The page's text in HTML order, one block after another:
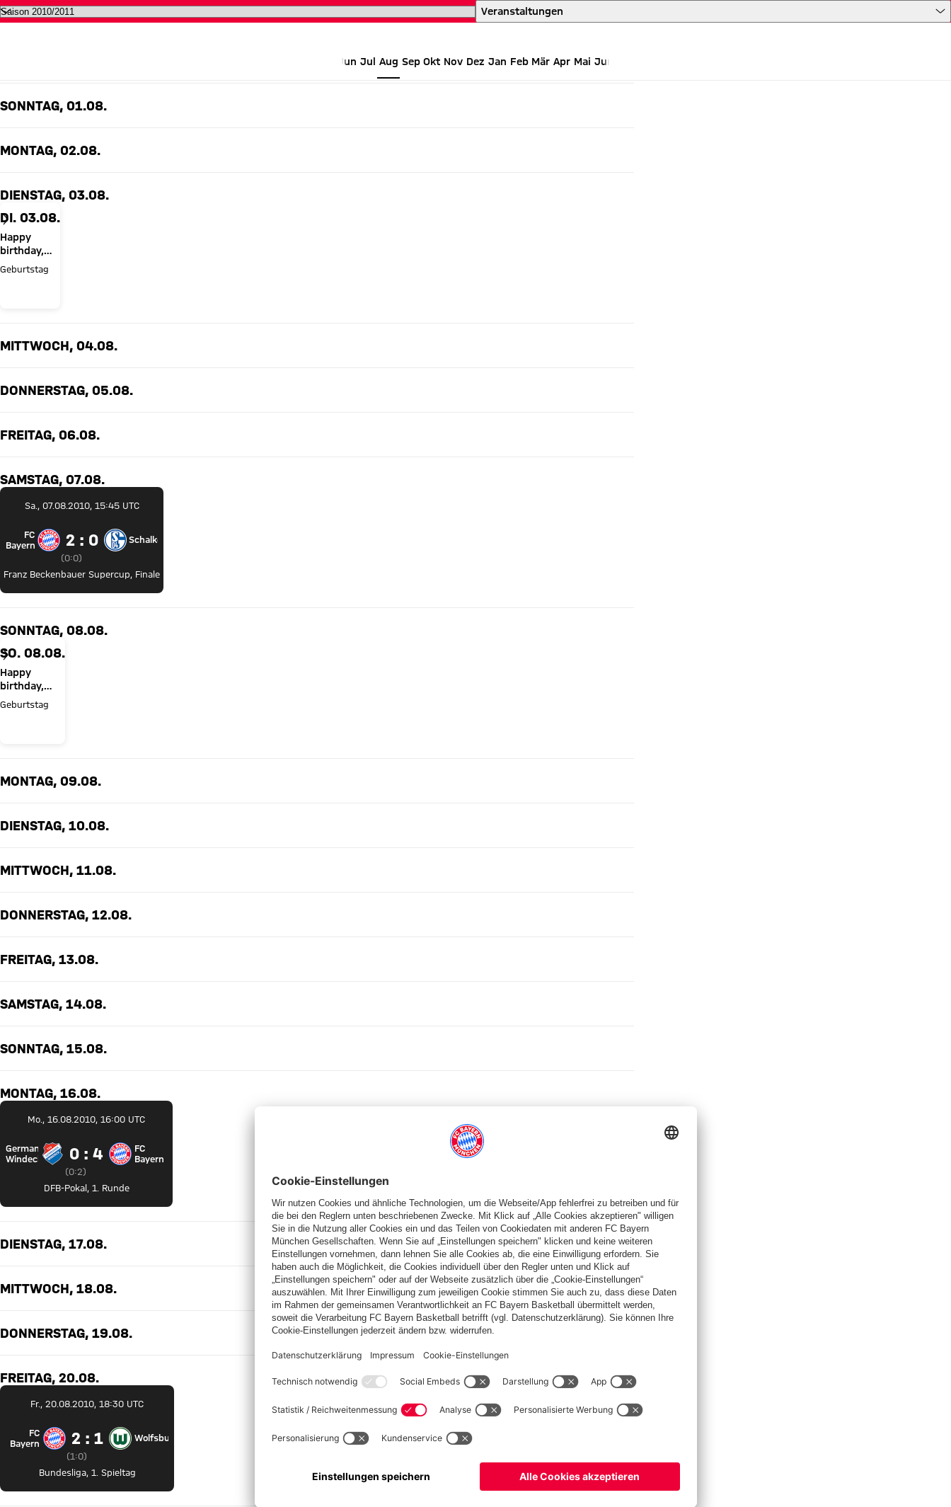
Alle Termine des FC Bayern auf einen Blick Veranstaltungen
Jun Jul Aug Sep Okt Nov Dez Jan Feb Mär Apr Mai Jun
SONNTAG, 01.08.
MONTAG, 02.08.
DIENSTAG, 03.08.
DI. 03.08.
Happy
birthday,
Sven
Geburtstag
MITTWOCH, 04.08.
DONNERSTAG, 05.08.
FREITAG, 06.08.
SAMSTAG, 07.08.
Sa., 07.08.2010, 15:45 UTC
FC Bayern München gegen FC Schalke 04
FC
Bayern
2 zu 0
2 : 0
(Zwischenergebnis:
0 zu 0 nach Erste Halbzeit
0:0)
Schalke
Franz Beckenbauer Supercup Finale
SONNTAG, 08.08.
SO. 08.08.
Happy
birthday,
Jonas Urbig!
Geburtstag
MONTAG, 09.08.
DIENSTAG, 10.08.
MITTWOCH, 11.08.
DONNERSTAG, 12.08.
FREITAG, 13.08.
SAMSTAG, 14.08.
SONNTAG, 15.08.
MONTAG, 16.08.
Mo., 16.08.2010, 16:00 UTC
TSV Germania Windeck gegen FC Bayern München
Germania
Windeck
0 zu 4
0 : 4
(Zwischenergebnis:
0 zu 2 nach Erste Halbzeit
0:2)
FC
Bayern
DFB-Pokal, 1. Runde
DIENSTAG, 17.08.
MITTWOCH, 18.08.
DONNERSTAG, 19.08.
FREITAG, 20.08.
Fr., 20.08.2010, 18:30 UTC
FC Bayern München gegen VfL Wolfsburg
FC
Bayern
2 zu 1
2 : 1
(Zwischenergebnis:
1 zu 0 nach Erste Halbzeit
1:0)
Wolfsburg
Bundesliga, 1. Spieltag